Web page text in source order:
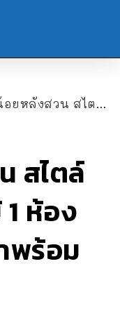
เคบินวัสดุจากไม้ 1 ห้องนอน 1 ห้องน้ำ มาพร้อมเฉลียงรอบบ้าน
สไตล์
ห้อง
พร้อม